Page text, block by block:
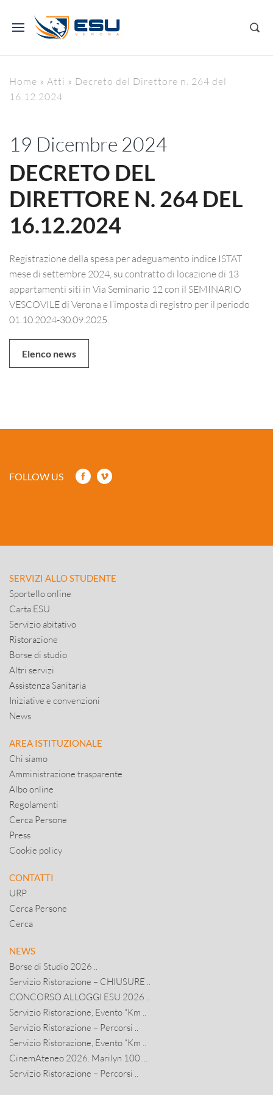
Home » Atti » Decreto del Direttore n. 264 del
16.12.2024
19 Dicembre 2024
DECRETO DEL
DIRETTORE N. 264 DEL
16.12.2024
Registrazione della spesa per adeguamento indice ISTAT
mese di settembre 2024, su contratto di locazione di 13
appartamenti siti in Via Seminario 12 con il SEMINARIO
VESCOVILE di Verona e l’imposta di registro per il periodo
01.10.2024-30.09.2025.
Elenco news
FOLLOW US
SERVIZI ALLO STUDENTE
Sportello online
Carta ESU
Servizio abitativo
Ristorazione
Borse di studio
Altri servizi
Assistenza Sanitaria
Iniziative e convenzioni
News
AREA ISTITUZIONALE
Chi siamo
Amministrazione trasparente
Albo online
Regolamenti
Cerca Persone
Press
Cookie policy
CONTATTI
URP
Cerca Persone
Cerca
NEWS
Borse di Studio 2026 ..
Servizio Ristorazione – CHIUSURE ..
CONCORSO ALLOGGI ESU 2026 ..
Servizio Ristorazione, Evento “Km ..
Servizio Ristorazione – Percorsi ..
Servizio Ristorazione, Evento “Km ..
CinemAteneo 2026. Marilyn 100. ..
Servizio Ristorazione – Percorsi ..